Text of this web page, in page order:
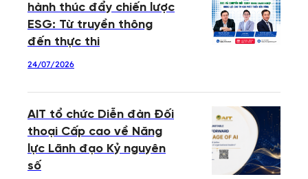
hành thúc đẩy chiến lược
ESG: Từ truyền thông
đến thực thi
24/07/2026
AIT tổ chức Diễn đàn Đối
thoại Cấp cao về Năng
lực Lãnh đạo Kỷ nguyên
số